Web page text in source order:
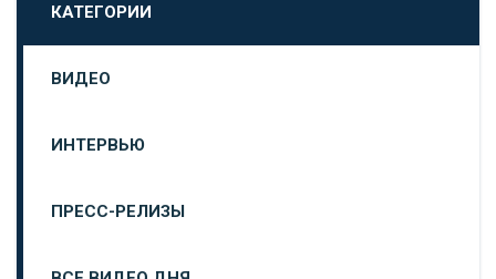
КАТЕГОРИИ
ВИДЕО
ИНТЕРВЬЮ
ПРЕСС-РЕЛИЗЫ